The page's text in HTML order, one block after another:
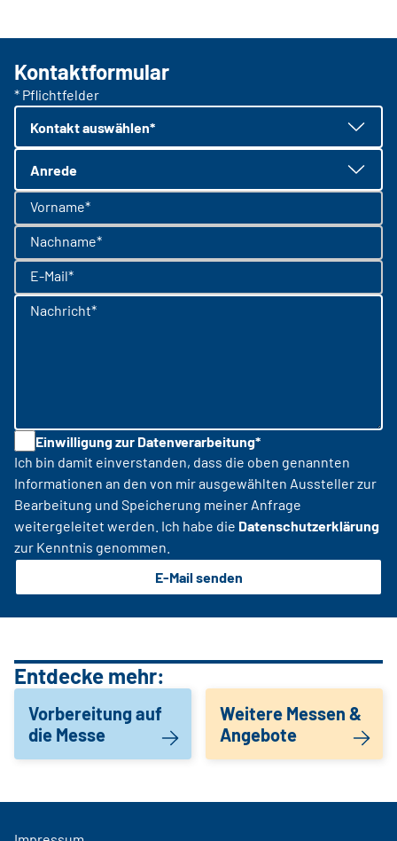
Kontaktformular
* Pflichtfelder
Kontakt auswählen*
Anrede
Vorname*
Nachname*
E-Mail*
Nachricht*
Einwilligung zur Datenverarbeitung*
Ich bin damit einverstanden, dass die oben genannten
Informationen an den von mir ausgewählten Aussteller zur
Bearbeitung und Speicherung meiner Anfrage
weitergeleitet werden. Ich habe die Datenschutzerklärung
zur Kenntnis genommen.
E-Mail senden
Entdecke mehr:
Vorbereitung auf
die Messe
Weitere Messen &
Angebote